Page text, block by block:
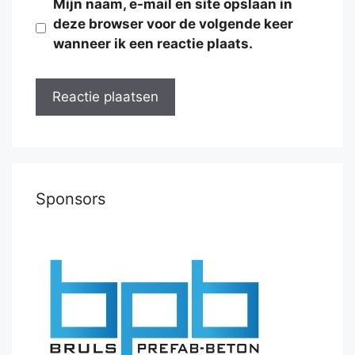
Mijn naam, e-mail en site opslaan in
deze browser voor de volgende keer
wanneer ik een reactie plaats.
Sponsors